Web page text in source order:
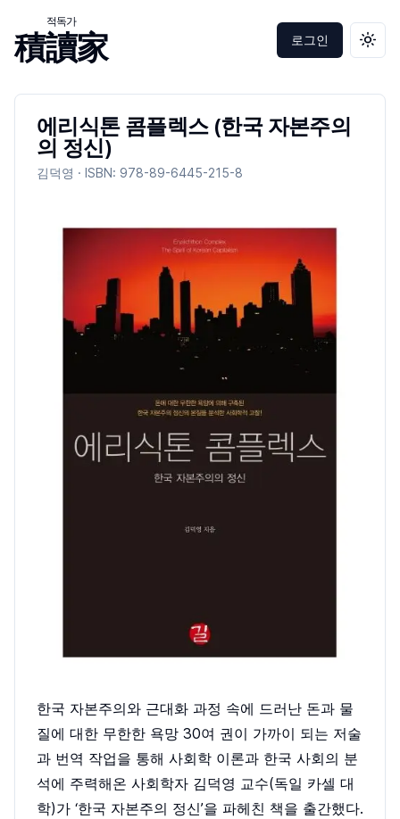
積讀家
적독가
로그인 테마
에리식톤 콤플렉스 (한국 자본주의
의 정신)
김덕영 · ISBN: 978-89-6445-215-8
한국 자본주의와 근대화 과정 속에 드러난 돈과 물
질에 대한 무한한 욕망 30여 권이 가까이 되는 저술
과 번역 작업을 통해 사회학 이론과 한국 사회의 분
석에 주력해온 사회학자 김덕영 교수(독일 카셀 대
학)가 ‘한국 자본주의 정신’을 파헤친 책을 출간했다.